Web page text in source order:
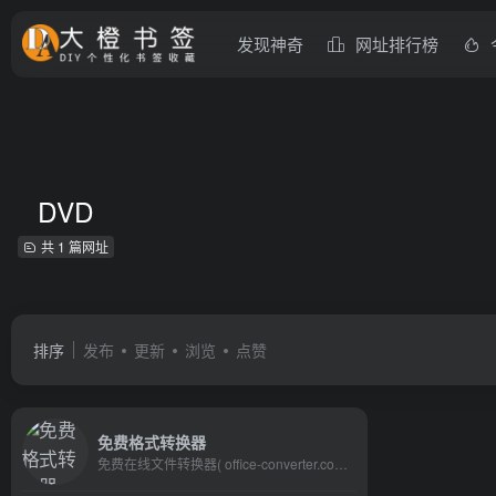
发现神奇 网址排行榜
DVD
共 1 篇网址
排序 发布 更新 浏览 点赞
免费格式转换器